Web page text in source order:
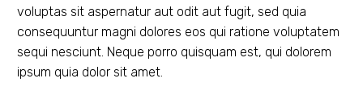
voluptas sit aspernatur aut odit aut fugit, sed quia
consequuntur magni dolores eos qui ratione voluptatem
sequi nesciunt. Neque porro quisquam est, qui dolorem
ipsum quia dolor sit amet.